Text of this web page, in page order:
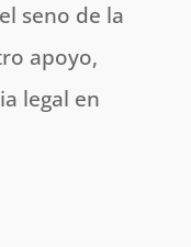
seno de la
apoyo,
legal en